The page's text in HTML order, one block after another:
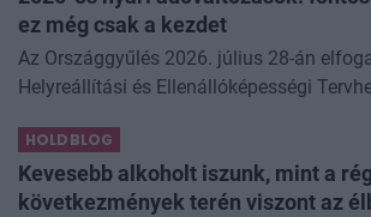
ez még csak a kezdet
Az Országgyűlés 2026. július 28-án
Helyreállítási és Ellenállóképességi
kapcsolódó adóintézkedésekről, v
HOLDBLOG
Kevesebb alkoholt iszunk, mint a
következmények terén viszont az